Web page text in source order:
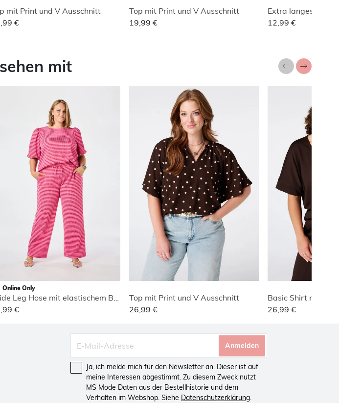
mit Print und V Ausschnitt
€
Top mit Print und V Ausschnitt
19,99 €
Extra langes
12,99 €
mit
Online Only
Wide Leg Hose mit elastischem Bund
€
Top mit Print und V Ausschnitt
26,99 €
Basic Shirt mit
26,99 €
Anmelden
Ja, ich melde mich für den Newsletter an. Dieser ist auf
meine Interessen abgestimmt. Zu diesem Zweck nutzt
MS Mode Daten aus der Bestellhistorie und dem
Verhalten im Webshop. Siehe Datenschutzerklärung.